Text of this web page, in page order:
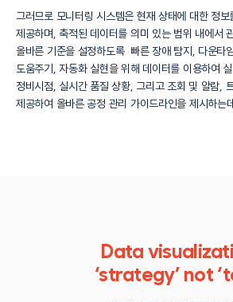
그러므로 모니터링 시스템은 현재 상태에 대한 정보
제공하며, 축적된 데이터를 의미 있는 범위 내에서
올바른 기준을 설정하도록 빠른 장애 탐지, 다운타
도움주기, 자동화 실현을 위해 데이터를 이용하여
정비시점, 실시간 품질 상황, 그리고 조회 및 알람,
제공하여 올바른 공정 관리 가이드라인을 제시하는
Data
‘strategy’ not